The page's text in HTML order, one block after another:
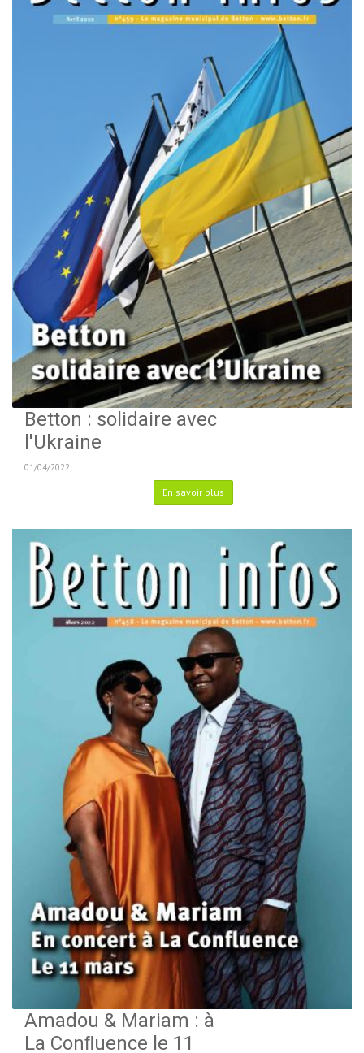
Betton : solidaire avec
l'Ukraine
01/04/2022
En savoir plus
Amadou & Mariam : à
La Conﬂuence le 11